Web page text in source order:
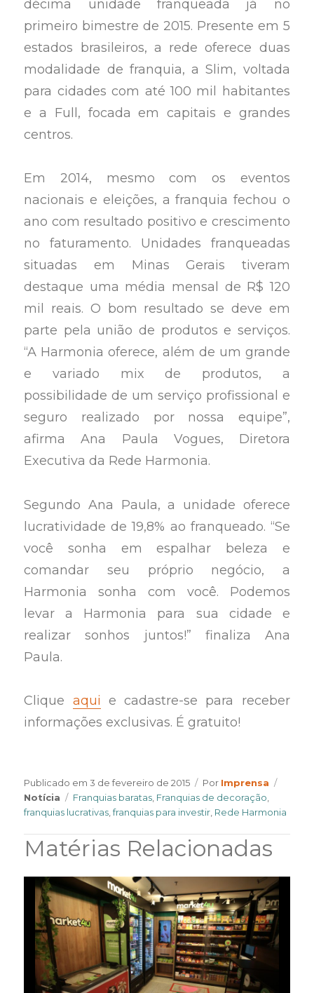
décima unidade franqueada já no
primeiro bimestre de 2015. Presente em 5
estados brasileiros, a rede oferece duas
modalidade de franquia, a Slim, voltada
para cidades com até 100 mil habitantes
e a Full, focada em capitais e grandes
centros.
Em 2014, mesmo com os eventos
nacionais e eleições, a franquia fechou o
ano com resultado positivo e crescimento
no faturamento. Unidades franqueadas
situadas em Minas Gerais tiveram
destaque uma média mensal de R$ 120
mil reais. O bom resultado se deve em
parte pela união de produtos e serviços.
“A Harmonia oferece, além de um grande
e variado mix de produtos, a
possibilidade de um serviço profissional e
seguro realizado por nossa equipe”,
afirma Ana Paula Vogues, Diretora
Executiva da Rede Harmonia.
Segundo Ana Paula, a unidade oferece
lucratividade de 19,8% ao franqueado. “Se
você sonha em espalhar beleza e
comandar seu próprio negócio, a
Harmonia sonha com você. Podemos
levar a Harmonia para sua cidade e
realizar sonhos juntos!” finaliza Ana
Paula.
Clique aqui e cadastre-se para receber
informações exclusivas. É gratuito!
Publicado em3 de fevereiro de 2015 Por Author
Imprensa
Notícia
Tags
Franquias baratas Franquias de decoração
franquias lucrativas ,franquias para investir Rede Harmonia
Matérias Relacionadas